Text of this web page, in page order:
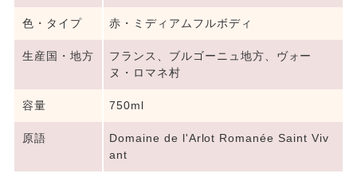
色・タイプ 赤・ミディアムフルボディ
生産国・地方
フランス、ブルゴーニュ地方、ヴォー
ヌ・ロマネ村
容量 750ml
原語
Domaine de l'Arlot Romanée Saint Viv
ant